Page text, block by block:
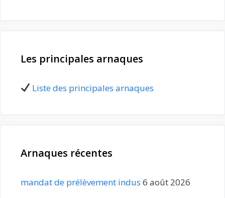
Les principales arnaques
Liste des principales arnaques
Arnaques récentes
mandat de prélèvement indus 6 août 2026